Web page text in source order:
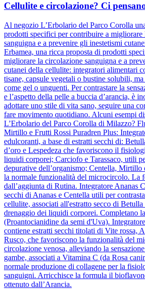
Cellulite e circolazione? Ci
Al negozio L’Erbolario del Parco Corolla
prodotti specifici per contribuire a migliorare
sanguigna e a prevenire gli inestetismi
Erbamea, una ricca proposta di prodotti
migliorare la circolazione sanguigna e a
cutanei della cellulite: integratori alimentari
tisane, capsule vegetali o bustine solubili,
come gel o unguenti. Per contrastare la
e l’aspetto della pelle a buccia d’arancia, è
adottare uno stile di vita sano, seguire una
fare movimento quotidiano. Alcuni esempi
L’Erbolario del Parco Corolla di Milazzo?
Mirtillo e Frutti Rossi Puradren Plus:
edulcoranti, a base di estratti secchi di:
d’oro e Lespedeza che favoriscono il
liquidi corporei; Carciofo e Tarassaco, utili
depurative dell’organismo; Centella,
la normale funzionalità del microcircolo. La
dall’aggiunta di Rutina. Integratore Ananas
secchi di Ananas e Centella utili per
cellulite, associati all'estratto secco di
drenaggio dei liquidi corporei. Completano
(Proantocianidine da semi d'Uva).
contiene estratti secchi titolati di Vite rossa,
Rusco, che favoriscono la funzionalità del
circolazione venosa, alleviando la
gambe, associati a Vitamina C (da Rosa
normale produzione di collagene per la
sanguigni. Arricchisce la formula il
ottenuto dall’Arancia.